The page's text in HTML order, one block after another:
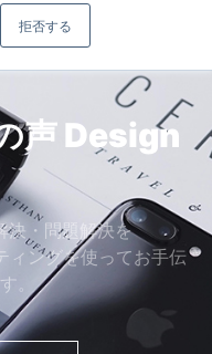
拒否する
声 SNS
決・問題解決を
ィングを使ってお手伝
。